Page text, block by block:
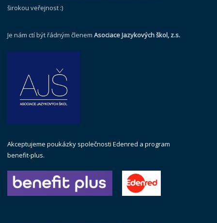
širokou veřejnost :)
Je nám ctí být řádným členem Asociace Jazykových škol, z.s.
Akceptujeme poukázky společnosti Edenred a program
benefit-plus.